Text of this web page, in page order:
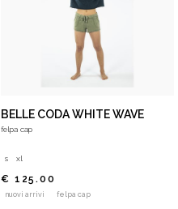
BELLE CODA WHITE WAVE
felpa cap
s xl
€ 125.00
nuovi arrivi felpa cap